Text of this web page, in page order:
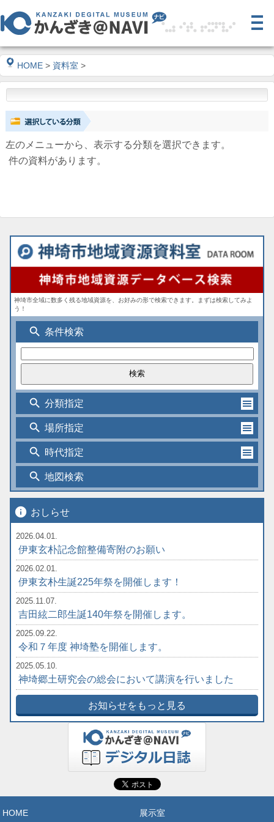
HOME > 資料室 >
左のメニューから、表示する分類を選択できます。
件の資料があります。
神埼市全域に数多く残る地域資源を、お好みの形で検索できます。まずは検索してみよ
う！
search 条件検索
search 分類指定
search 場所指定
search 時代指定
search 地図検索
info おしらせ
2026.04.01.
伊東玄朴記念館整備寄附のお願い
2026.02.01.
伊東玄朴生誕225年祭を開催します！
2025.11.07.
吉田絃二郎生誕140年祭を開催します。
2025.09.22.
令和７年度 神埼塾を開催します。
2025.05.10.
神埼郷土研究会の総会において講演を行いました
お知らせをもっと見る
HOME 展示室